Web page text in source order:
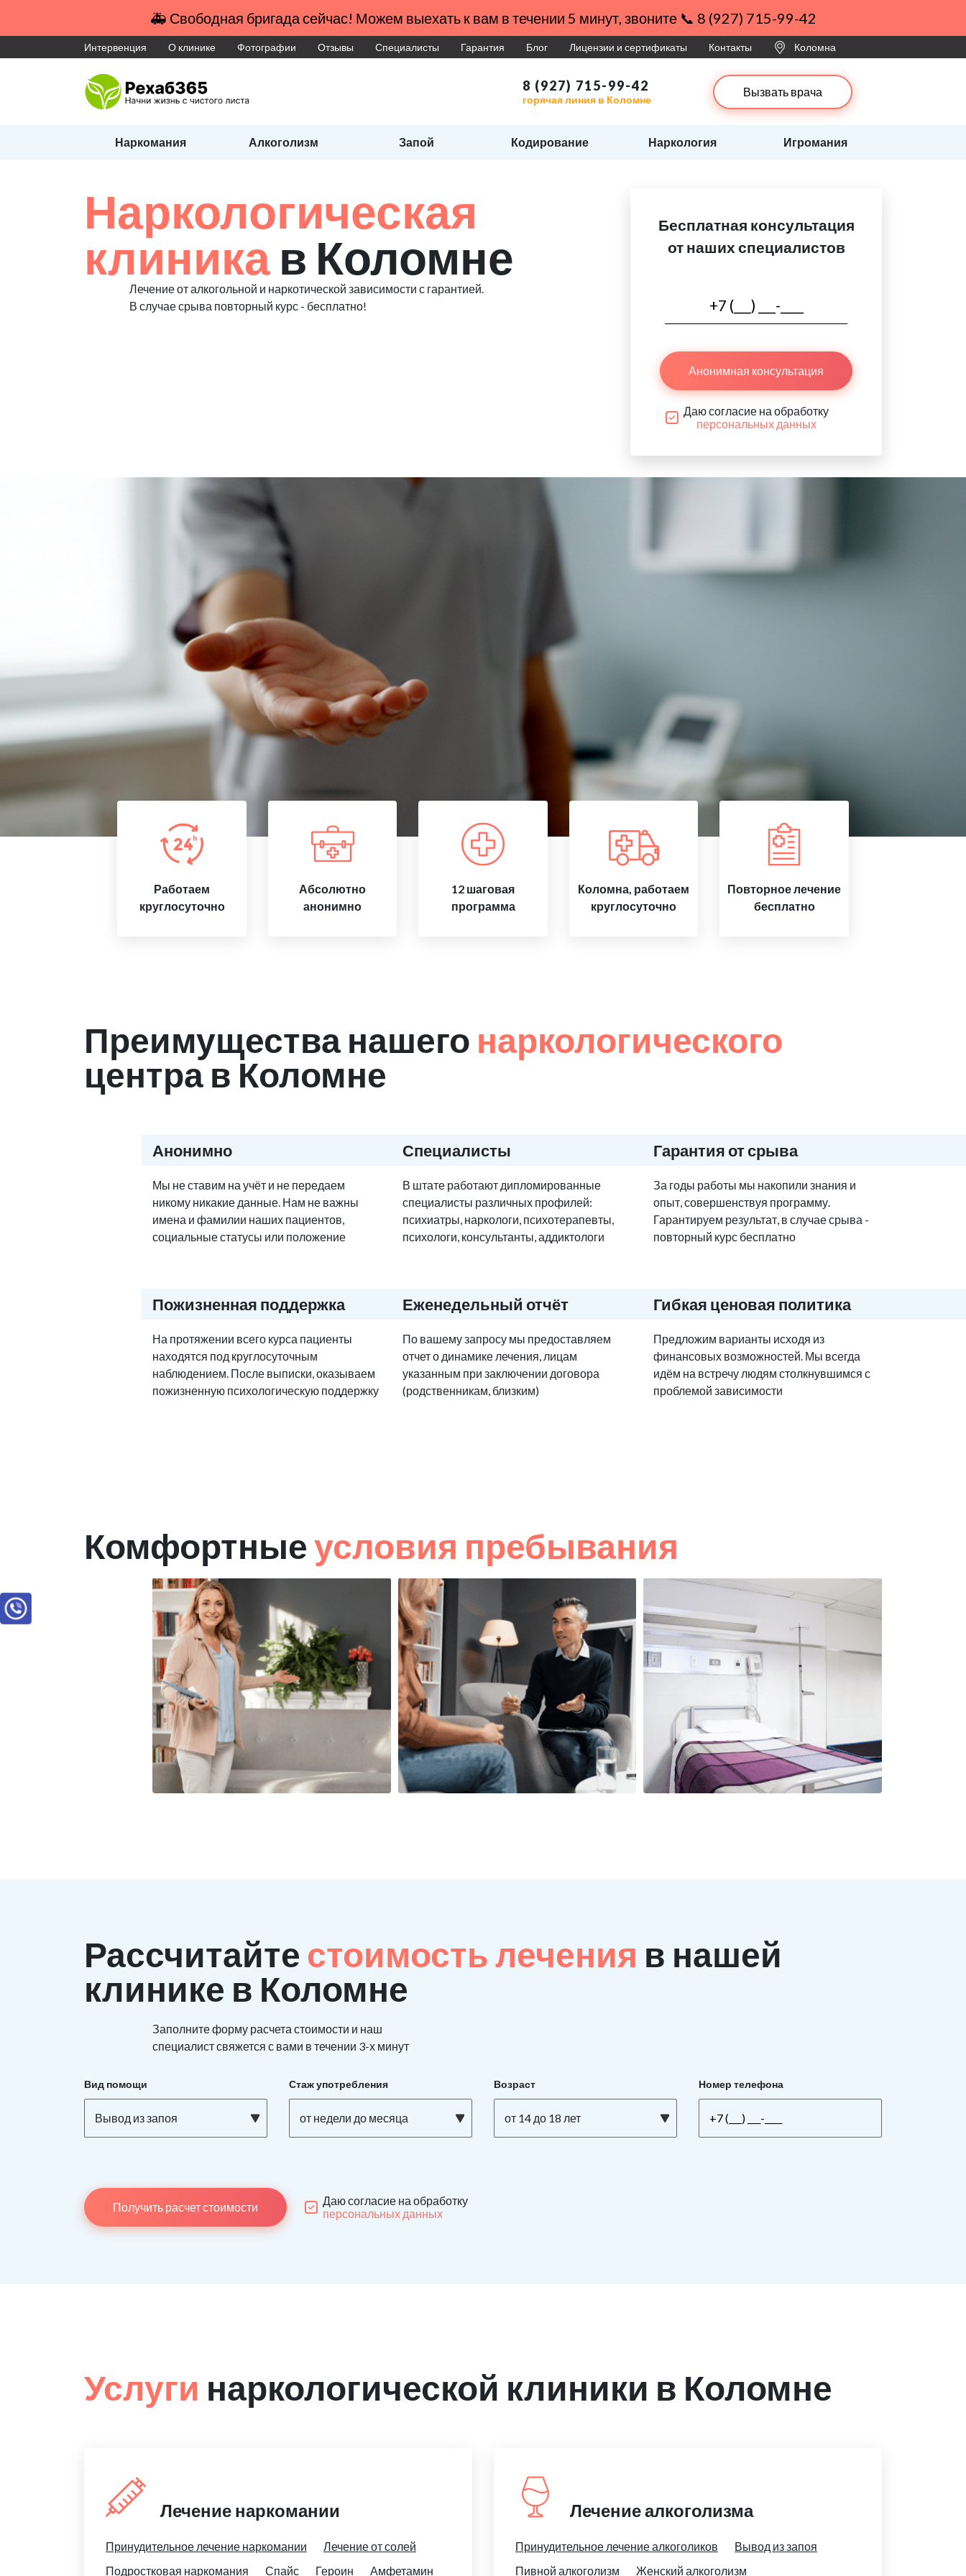
🚑 Свободная бригада сейчас! Можем выехать к вам в течении 5 минут, звоните 📞 8 (927) 715-99-42
Интервенция О клинике Фотографии Отзывы Специалисты Гарантия Блог Лицензии и сертификаты Контакты Коломна
8 (927) 715-99-42
горячая линия в Коломне
Вызвать врача
Наркомания Алкоголизм Запой Кодирование Наркология Игромания
Наркологическая
клиника в Коломне
Лечение от алкогольной и наркотической зависимости с гарантией.
В случае срыва повторный курс - бесплатно!
Бесплатная консультация
от наших специалистов
Анонимная консультация
Даю согласие на обработку
персональных данных
Работаем
круглосуточно
Абсолютно
анонимно
12 шаговая
программа
Коломна, работаем
круглосуточно
Повторное лечение
бесплатно
Преимущества нашего наркологического
центра в Коломне
Анонимно
Мы не ставим на учёт и не передаем
никому никакие данные. Нам не важны
имена и фамилии наших пациентов,
социальные статусы или положение
Специалисты
В штате работают дипломированные
специалисты различных профилей:
психиатры, наркологи, психотерапевты,
психологи, консультанты, аддиктологи
Гарантия от срыва
За годы работы мы накопили знания и
опыт, совершенствуя программу.
Гарантируем результат, в случае срыва -
повторный курс бесплатно
Пожизненная поддержка
На протяжении всего курса пациенты
находятся под круглосуточным
наблюдением. После выписки, оказываем
пожизненную психологическую поддержку
Еженедельный отчёт
По вашему запросу мы предоставляем
отчет о динамике лечения, лицам
указанным при заключении договора
(родственникам, близким)
Гибкая ценовая политика
Предложим варианты исходя из
финансовых возможностей. Мы всегда
идём на встречу людям столкнувшимся с
проблемой зависимости
Комфортныеусловия пребывания
Рассчитайте стоимость лечения в нашей
клинике в Коломне
Заполните форму расчета стоимости и наш
специалист свяжется с вами в течении 3-х минут
Вид помощи
Вывод из запоя
Стаж употребления
от недели до месяца
Возраст
от 14 до 18 лет
Номер телефона
Получить расчет стоимости
Даю согласие на обработку
персональных данных
Услуги наркологической клиники в Коломне
Лечение наркомании
Принудительное лечение наркомании
Лечение от солей
Подростковая наркомания
Спайс Героин Амфетамин
Лечение алкоголизма
Принудительное лечение алкоголиков
Вывод из запоя
Пивной алкоголизм
Женский алкоголизм